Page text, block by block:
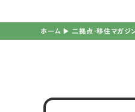
ホーム ▶︎ 二拠点・移住マガジ